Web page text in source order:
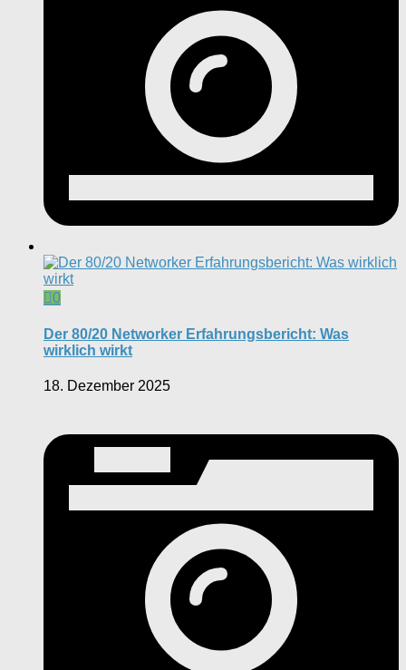
0
Der 80/20 Networker Erfahrungsbericht: Was
wirklich wirkt
18. Dezember 2025